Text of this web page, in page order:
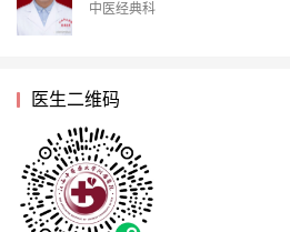
中医经典科
医生二维码